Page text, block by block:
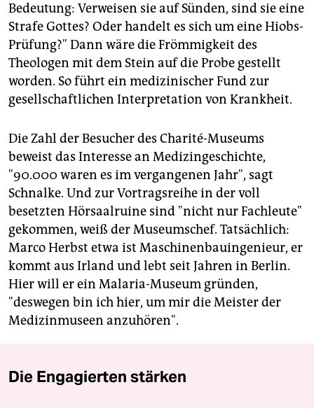
Bedeutung: Verweisen sie auf Sünden, sind sie eine
Strafe Gottes? Oder handelt es sich um eine Hiobs-
Prüfung?" Dann wäre die Frömmigkeit des
Theologen mit dem Stein auf die Probe gestellt
worden. So führt ein medizinischer Fund zur
gesellschaftlichen Interpretation von Krankheit.
Die Zahl der Besucher des Charité-Museums
beweist das Interesse an Medizingeschichte,
"90.000 waren es im vergangenen Jahr", sagt
Schnalke. Und zur Vortragsreihe in der voll
besetzten Hörsaalruine sind "nicht nur Fachleute"
gekommen, weiß der Museumschef. Tatsächlich:
Marco Herbst etwa ist Maschinenbauingenieur, er
kommt aus Irland und lebt seit Jahren in Berlin.
Hier will er ein Malaria-Museum gründen,
"deswegen bin ich hier, um mir die Meister der
Medizinmuseen anzuhören".
Die Engagierten stärken